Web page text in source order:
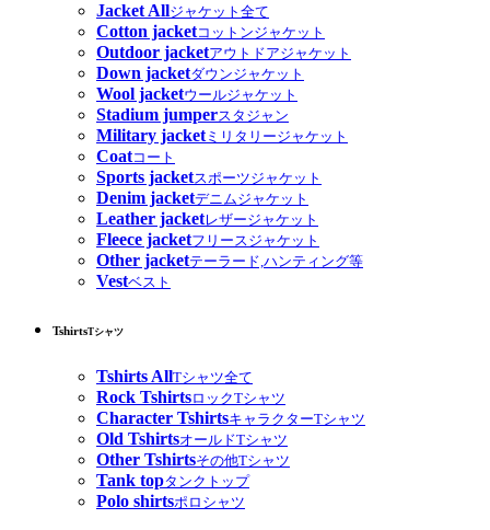
Jacket Allジャケット全て
Cotton jacketコットンジャケット
Outdoor jacketアウトドアジャケット
Down jacketダウンジャケット
Wool jacketウールジャケット
Stadium jumperスタジャン
Military jacketミリタリージャケット
Coatコート
Sports jacketスポーツジャケット
Denim jacketデニムジャケット
Leather jacketレザージャケット
Fleece jacketフリースジャケット
Other jacketテーラード,ハンティング等
Vestベスト
TshirtsTシャツ
Tshirts AllTシャツ全て
Rock TshirtsロックTシャツ
Character TshirtsキャラクターTシャツ
Old TshirtsオールドTシャツ
Other Tshirtsその他Tシャツ
Tank topタンクトップ
Polo shirtsポロシャツ